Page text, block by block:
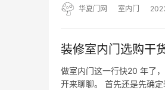
后，购买…
华夏门网 室内门
装修室内门选购干
做室内门这一行快20 年了
开来聊聊。 首先还是先确